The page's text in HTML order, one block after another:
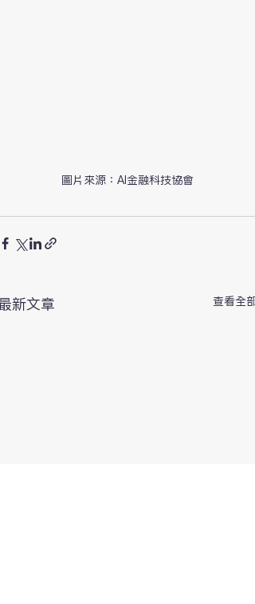
圖片來源：AI金融科技協會
新文章 查看全部